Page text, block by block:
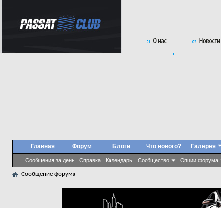
Главная Форум
Сообщения за день Справка Календарь Сообщество Опции форума
Блоги Что нового? Галерея
Сообщение форума